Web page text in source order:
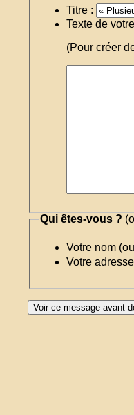
Titre :
Texte de
(Pour créer
Qui êtes-vous ?
Votre nom
Votre